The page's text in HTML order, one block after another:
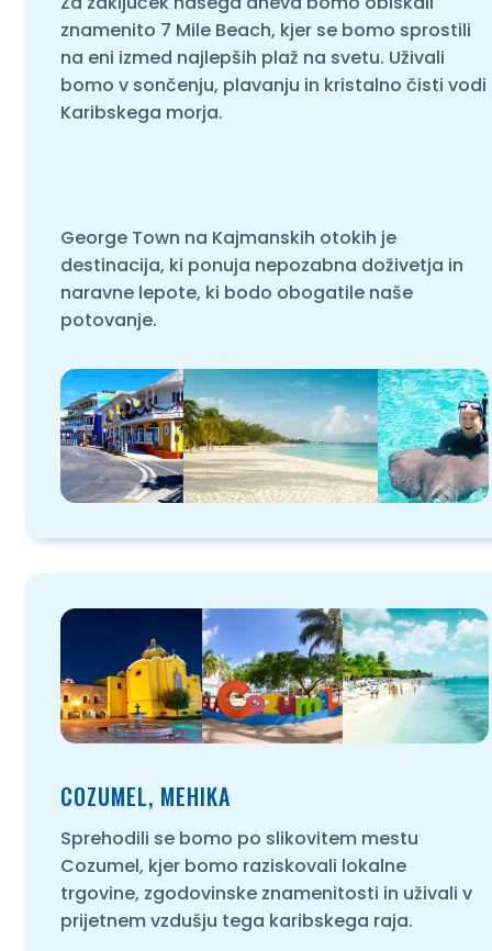
znamenito 7 Mile Beach, kjer se bomo sprostili
na eni izmed najlepših plaž na svetu. Uživali
bomo v sončenju, plavanju in kristalno čisti vodi
Karibskega morja.
George Town na Kajmanskih otokih je
destinacija, ki ponuja nepozabna doživetja in
naravne lepote, ki bodo obogatile naše
potovanje.
COZUMEL, MEHIKA
Sprehodili se bomo po slikovitem mestu
Cozumel, kjer bomo raziskovali lokalne
trgovine, zgodovinske znamenitosti in uživali v
prijetnem vzdušju tega karibskega raja.